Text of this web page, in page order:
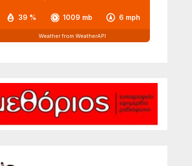
39 % 1009 mb 6 mph
Weather from WeatherAPI